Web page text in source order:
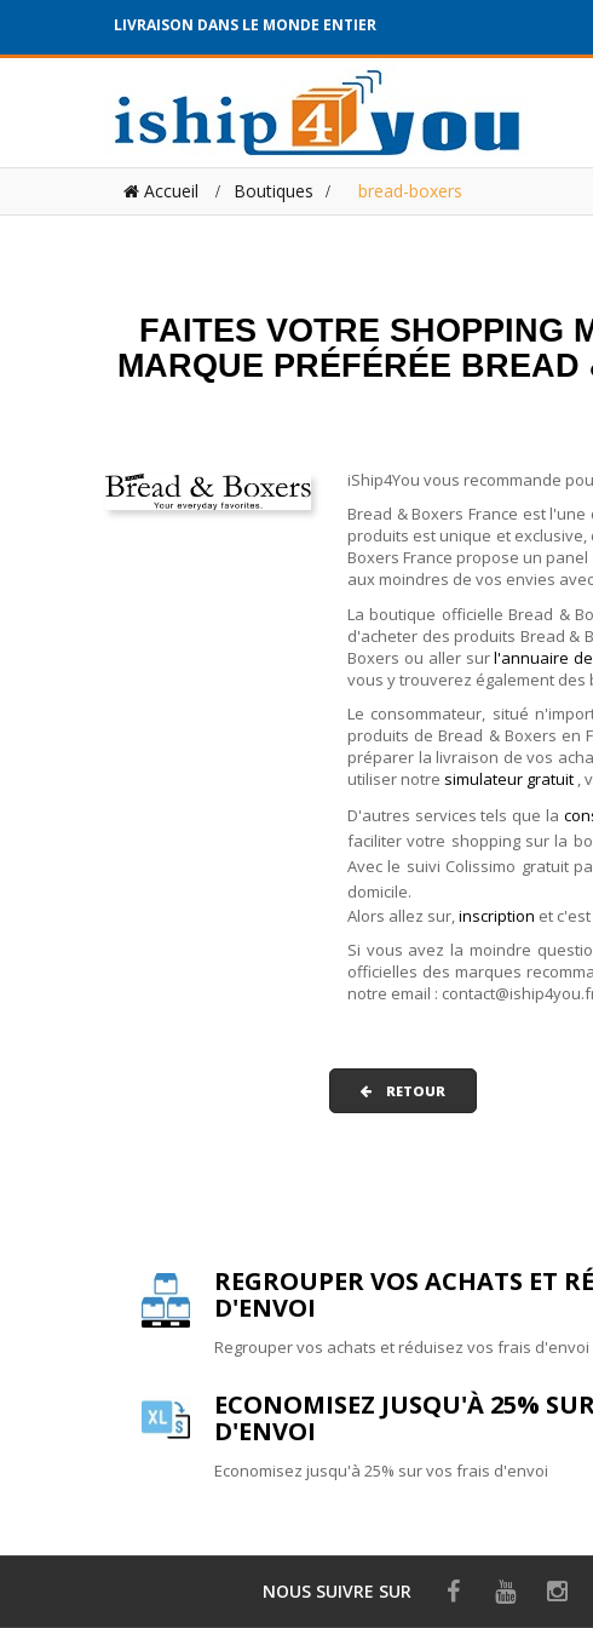
LIVRAISON DANS LE MONDE ENTIER
Accueil Boutiques > bread-boxers
FAITES VOTRE SHOPPING
MARQUE PRÉFÉRÉE
iShip4You vous recommande
Bread & Boxers France est
produits est unique et
Boxers France propose un
aux moindres de vos envies
La boutique officielle Bread &
d'acheter des produits Bread &
Boxers ou aller surl'annuaire
vous y trouverez également des
Le consommateur, situé
produits de Bread & Boxers en
préparer la livraison de vos
utiliser notre simulateur gratuit ,
D'autres services tels que la
faciliter votre shopping sur la
Avec le suivi Colissimo gratuit
domicile.
Alors allez sur, inscription et
Si vous avez la moindre
officielles des marques
notre email :
RETOUR
REGROUPER VOS ACHATS ET
D'ENVOI
Regrouper vos achats et réduisez vos frais d'envoi
ECONOMISEZ JUSQU'À 25%
D'ENVOI
Economisez jusqu'à 25% sur vos frais d'envoi
NOUS SUIVRE SUR